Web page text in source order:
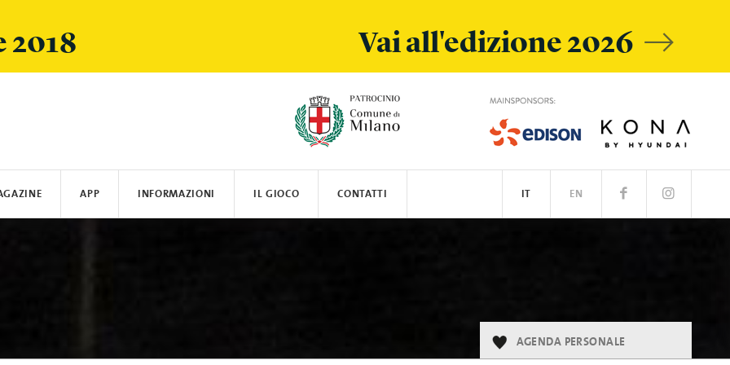
Vai all'edizione 2026
APP INFORMAZIONI IL GIOCO CONTATTI EN
IT
AGENDA PERSONALE